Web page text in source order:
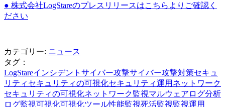
● 株式会社LogStareのプレスリリースはこちらよりご確認く
ださい
カテゴリー: ニュース
タグ：
LogStareインシデント サイバー攻撃サイバー攻撃対策セキュ
リティ セキュリティの可視化セキュリティ運用 ネットワーク
セキュリティの可視化ネットワーク監視マルウェア ログ分析
ログ監視可視化可視化ツール性能監視死活監視監視運用